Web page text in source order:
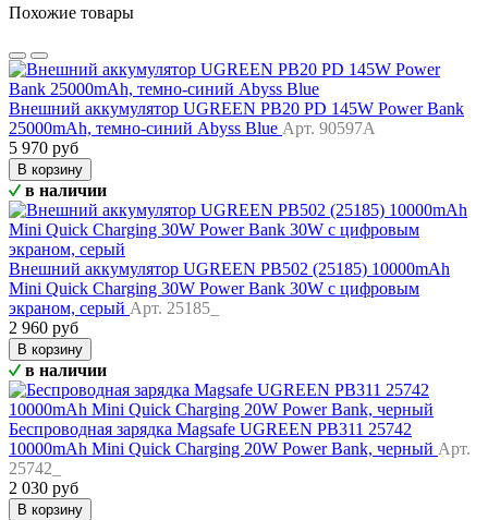
Похожие товары
Внешний аккумулятор UGREEN PB20 PD 145W Power Bank
25000mAh, темно-синий Abyss Blue Арт. 90597A
5 970 руб
В корзину
в наличии
Внешний аккумулятор UGREEN PB502 (25185) 10000mAh
Mini Quick Charging 30W Power Bank 30W с цифровым
экраном, серый Арт. 25185_
2 960 руб
В корзину
в наличии
Беспроводная зарядка Magsafe UGREEN PB311 25742
10000mAh Mini Quick Charging 20W Power Bank, черный Арт.
25742_
2 030 руб
В корзину